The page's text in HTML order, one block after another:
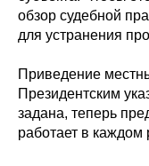
обзор судебной
для устранения
Приведение
Президентским
задана, теперь
работает в каждом